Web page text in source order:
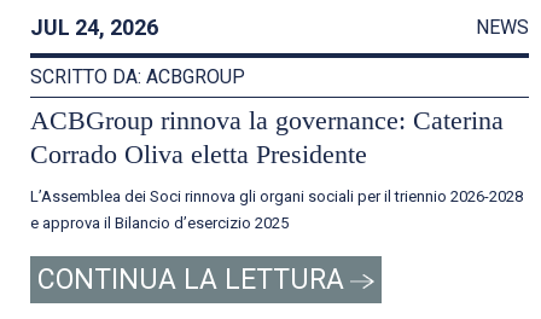
JUL 24, 2026 NEWS
SCRITTO DA: ACBGROUP
ACBGroup rinnova la governance: Caterina
Corrado Oliva eletta Presidente
L’Assemblea dei Soci rinnova gli organi sociali per il triennio 2026-2028
e approva il Bilancio d’esercizio 2025
CONTINUA LA LETTURA